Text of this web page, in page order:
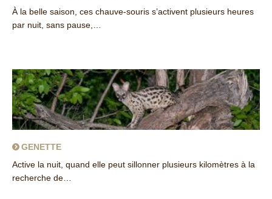
À la belle saison, ces chauve-souris s’activent plusieurs heures
par nuit, sans pause,…
GENETTE
Active la nuit, quand elle peut sillonner plusieurs kilomètres à la
recherche de…